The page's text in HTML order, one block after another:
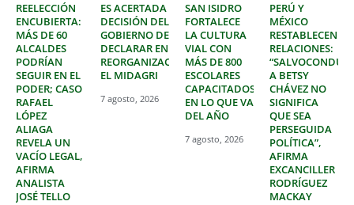
REELECCIÓN
ENCUBIERTA:
MÁS DE 60
ALCALDES
PODRÍAN
SEGUIR EN EL
PODER; CASO
RAFAEL
LÓPEZ
ALIAGA
REVELA UN
VACÍO LEGAL,
AFIRMA
ANALISTA
JOSÉ TELLO
ES ACERTADA
DECISIÓN DEL
GOBIERNO DE
DECLARAR EN
REORGANIZACIÓN
EL MIDAGRI
7 agosto, 2026
SAN ISIDRO
FORTALECE
LA CULTURA
VIAL CON
MÁS DE 800
ESCOLARES
CAPACITADOS
EN LO QUE VA
DEL AÑO
7 agosto, 2026
PERÚ Y
MÉXICO
RESTABLECEN
RELACIONES:
A BETSY
CHÁVEZ NO
SIGNIFICA
QUE SEA
PERSEGUIDA
POLÍTICA”,
AFIRMA
EXCANCILLER
RODRÍGUEZ
MACKAY